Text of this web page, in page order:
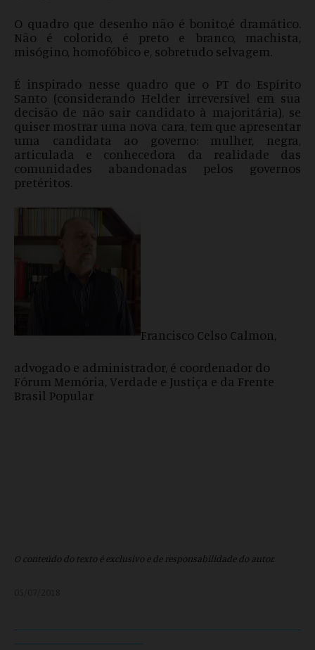
O quadro que desenho não é bonito,é dramático.
Não é colorido, é preto e branco, machista,
misógino, homofóbico e, sobretudo selvagem.
É inspirado nesse quadro que o PT do Espírito
Santo (considerando Helder irreversível em sua
decisão de não sair candidato à majoritária), se
quiser mostrar uma nova cara, tem que apresentar
uma candidata ao governo: mulher, negra,
articulada e conhecedora da realidade das
comunidades abandonadas pelos governos
pretéritos.
Francisco Celso Calmon,
advogado e administrador, é coordenador do
Fórum Memória, Verdade e Justiça e da Frente
Brasil Popular
O conteúdo do texto é exclusivo e de responsabilidade do autor.